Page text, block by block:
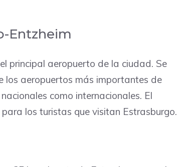
Entzheim
principal aeropuerto de la ciudad. Se
los aeropuertos más importantes de
como internacionales. El
los turistas que visitan Estrasburgo.